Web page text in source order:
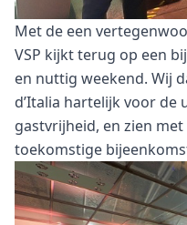
Met de een
VSP kijkt terug op een
en nuttig weekend. Wij
d’Italia hartelijk voor de
gastvrijheid, en zien
toekomstige